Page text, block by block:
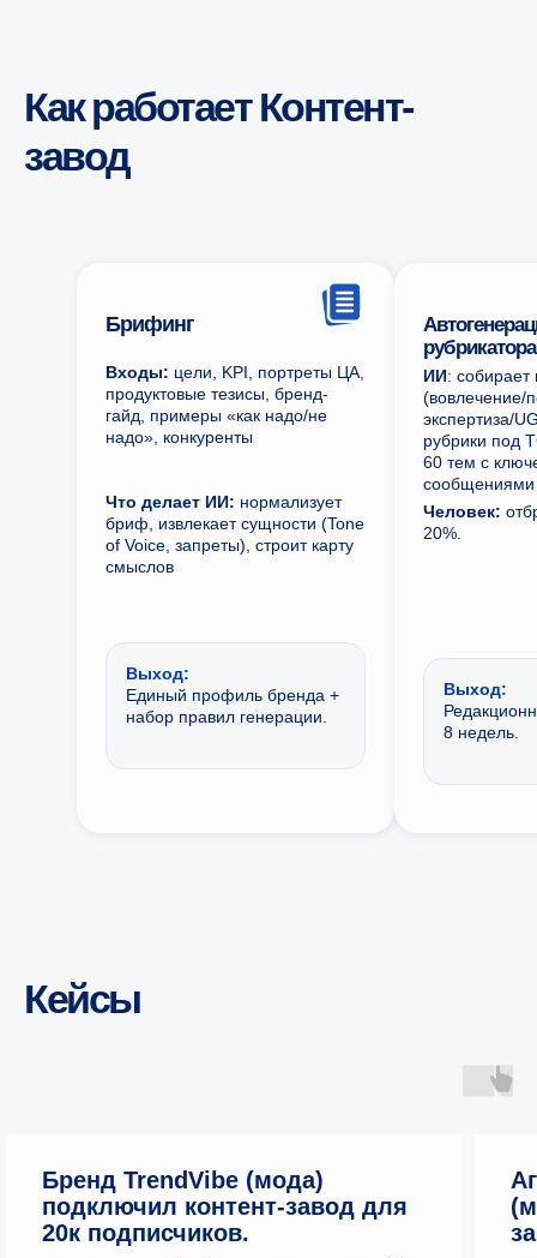
Как работает Контент-
завод
Брифинг
Входы: цели, KPI, портреты ЦА,
продуктовые тезисы, бренд-
гайд, примеры «как надо/не
надо», конкуренты
Что делает ИИ: нормализует
бриф, извлекает сущности (Tone
of Voice, запреты), строит карту
смыслов
Выход:
Единый профиль бренда +
набор правил генерации.
ИИ: собирает
(вовлечение/
экспертиза/
рубрики под
60 тем с
сообщениями
Человек:
20%.
Выход:
8 недель.
Кейсы
Бренд TrendVibe (мода)
подключил контент-завод для
20к подписчиков.